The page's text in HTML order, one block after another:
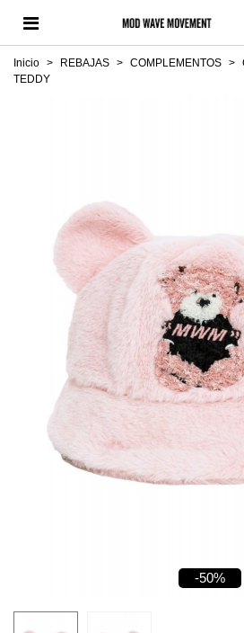
Inicio > REBAJAS > COMPLEMENTOS >
TEDDY
-50%